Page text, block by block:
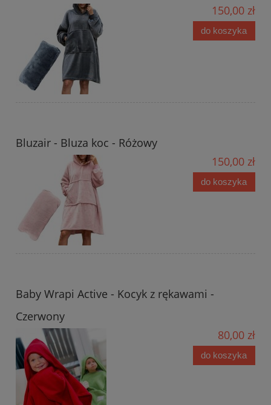
150,00 zł
do koszyka
Bluzair - Bluza koc - Różowy
150,00 zł
do koszyka
Baby Wrapi Active - Kocyk z rękawami -
Czerwony
80,00 zł
do koszyka